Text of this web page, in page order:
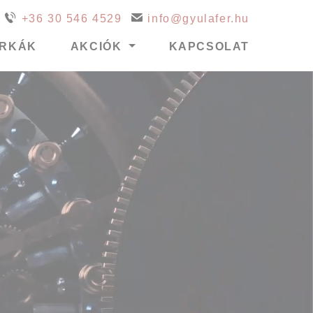
+36 30 546 4529 info@gyulafer.hu
AKCIÓK KAPCSOLAT